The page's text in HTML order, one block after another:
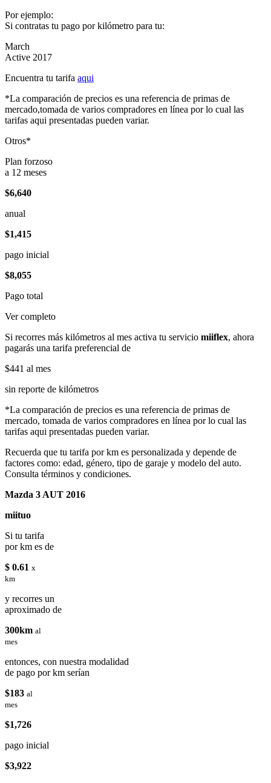
Por ejemplo:
Si contratas tu pago por kilómetro para tu:
March
Active 2017
Encuentra tu tarifa aqui
*La comparación de precios es una referencia de primas de
mercado,tomada de varios compradores en línea por lo cual las
tarifas aqui presentadas pueden variar.
Otros*
Plan forzoso
a 12 meses
$6,640
anual
$1,415
pago inicial
$8,055
Pago total
Ver completo
Si recorres más kilómetros al mes activa tu servicio miiflex, ahora
pagarás una tarifa preferencial de
$441 al mes
sin reporte de kilómetros
*La comparación de precios es una referencia de primas de
mercado, tomada de varios compradores en línea por lo cual las
tarifas aqui presentadas pueden variar.
Recuerda que tu tarifa por km es personalizada y depende de
factores como: edad, género, tipo de garaje y modelo del auto.
Consulta términos y condiciones.
Mazda 3 AUT 2016
miituo
Si tu tarifa
por km es de
$ 0.61 x
km
y recorres un
aproximado de
300km al
mes
entonces, con nuestra modalidad
de pago por km serían
$183 al
mes
$1,726
pago inicial
$3,922